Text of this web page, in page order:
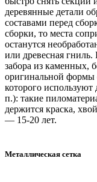
деревянные детали
составами перед
сборки, то места
останутся
или древесная
забора из каменных,
оригинальной формы
которого используют
п.): такие
держится краска,
— 15-20 лет.
Металлическая сетка